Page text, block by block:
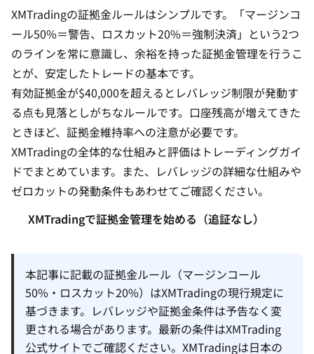
XMTradingの証拠金ルールはシンプルです。「マージンコ
ール50%＝警告、ロスカット20%＝強制決済」という2つ
のラインを常に意識し、余裕を持った証拠金管理を行うこ
とが、安定したトレードの基本です。
有効証拠金が$40,000を超えるとレバレッジ制限が発動す
る点も見落としがちなルールです。口座残高が増えてきた
ときほど、証拠金維持率への注意が必要です。
XMTradingの全体的な仕組みと評価はトレーディングガイ
ドでまとめています。また、 レバレッジの詳細な仕組みや
ゼロカットの発動条件もあわせてご確認ください。
XMTradingで証拠金管理を始める（追証なし）
本記事に記載の証拠金ルール（マージンコール
50%・ロスカット20%）はXMTradingの現行規定に
基づきます。レバレッジや証拠金条件は予告なく変
更される場合があります。最新の条件はXMTrading
公式サイトでご確認ください。XMTradingは日本の